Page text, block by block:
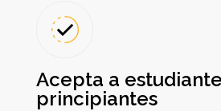
Acepta a
principiantes